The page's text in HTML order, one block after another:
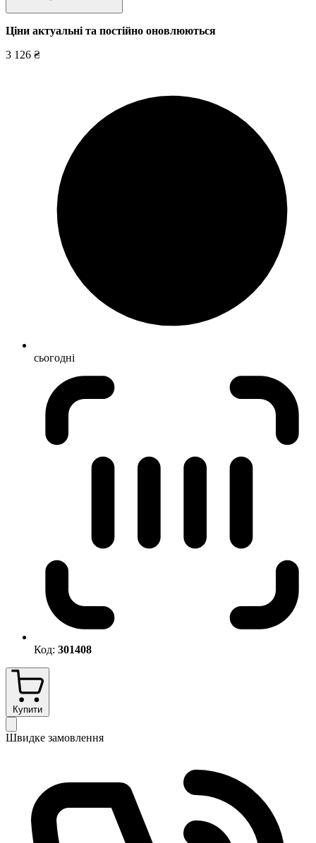
Ціни актуальні та постійно оновлюються
3 126 ₴
сьогодні
Код: 301408
Купити
Швидке замовлення